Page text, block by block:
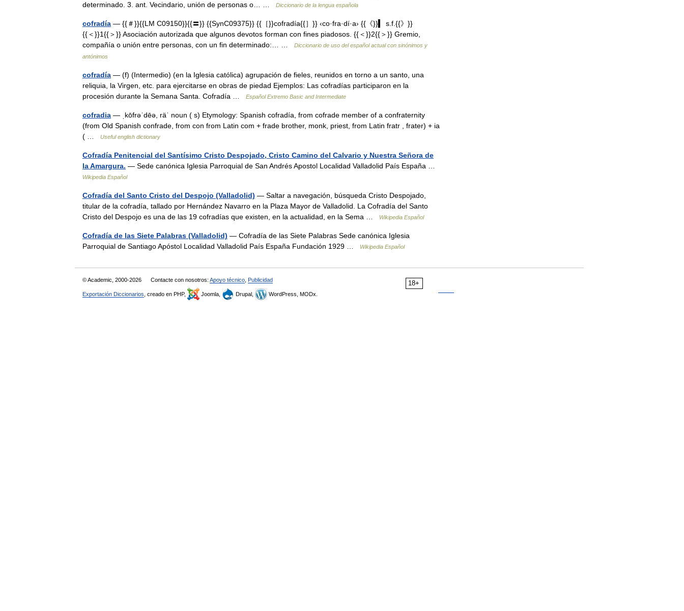
determinado. 3. ant. Vecindario, unión de personas o… …
Diccionario de la lengua española
cofradía — {{＃}}{{LM C09150}}{{〓}} {{SynC09375}} {{［}}cofradía{{］}} ‹co·fra·dí·a› {{《}}▍ s.f.{{》}}
{{＜}}1{{＞}} Asociación autorizada que algunos devotos forman con fines piadosos. {{＜}}2{{＞}} Gremio,
compañía o unión entre personas, con un fin determinado:… …
Diccionario de uso del español actual con sinónimos y
antónimos
cofradía — (f) (Intermedio) (en la Iglesia católica) agrupación de fieles, reunidos en torno a un santo, una
reliquia, la Virgen, etc. para ejercitarse en obras de piedad Ejemplos: Las cofradías participaron en la
procesión durante la Semana Santa. Cofradía …
Español Extremo Basic and Intermediate
cofradia — ˌkōfrəˈdēə, räˈ noun ( s) Etymology: Spanish cofradía, from cofrade member of a confraternity
(from Old Spanish confrade, from con from Latin com + frade brother, monk, priest, from Latin fratr , frater) + ia
( …
Useful english dictionary
Cofradía Penitencial del Santísimo Cristo Despojado, Cristo Camino del Calvario y Nuestra Señora de
la Amargura. — Sede canónica Iglesia Parroquial de San Andrés Apostol Localidad Valladolid País España …
Wikipedia Español
Cofradía del Santo Cristo del Despojo (Valladolid) — Saltar a navegación, búsqueda Cristo Despojado,
titular de la cofradía, tallado por Hernández Navarro en la Plaza Mayor de Valladolid. La Cofradía del Santo
Cristo del Despojo es una de las 19 cofradías que existen, en la actualidad, en la Sema …
Wikipedia Español
Cofradía de las Siete Palabras (Valladolid) — Cofradía de las Siete Palabras Sede canónica Iglesia
Parroquial de Santiago Apóstol Localidad Valladolid País España Fundación 1929 …
Wikipedia Español
18+
© Academic, 2000-2026 Contacte con nosotros: Apoyo técnico Publicidad
Exportación Diccionarios , creado en PHP, Joomla, Drupal, WordPress, MODx.